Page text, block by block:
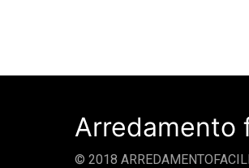
Arredamento
© 2018